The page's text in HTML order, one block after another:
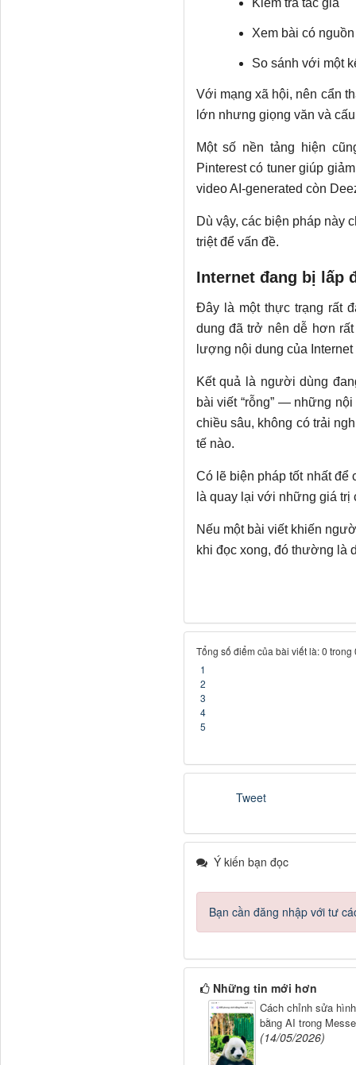
Kiểm tra tác giả
Xem bài có
So sánh với một
Với mạng xã hội, nên cẩn
lớn nhưng giọng văn và
Một số nền tảng hiện
Pinterest có tuner giúp
video AI-generated còn
Dù vậy, các biện pháp này
triệt để vấn đề.
Internet đang bị lấp
Đây là một thực trạng rất
dung đã trở nên dễ hơn
lượng nội dung của
Kết quả là người dùng
bài viết “rỗng” — những
chiều sâu, không có trải
tế nào.
Có lẽ biện pháp tốt nhất để
là quay lại với những giá
Nếu một bài viết khiến
khi đọc xong, đó thường là
Tổng số điểm của bài viết là: 0 trong
1
2
3
4
5
Tweet
Ý kiến bạn đọc
Bạn cần đăng nhập với tư
Những tin mới hơn
Cách chỉnh sửa
bằng AI trong
(14/05/2026)